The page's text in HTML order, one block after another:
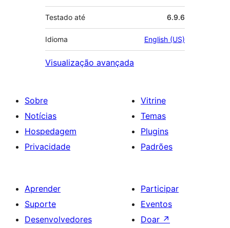
Testado até 6.9.6
Idioma English (US)
Visualização avançada
Sobre
Notícias
Hospedagem
Privacidade
Vitrine
Temas
Plugins
Padrões
Aprender
Suporte
Desenvolvedores
Participar
Eventos
Doar ↗